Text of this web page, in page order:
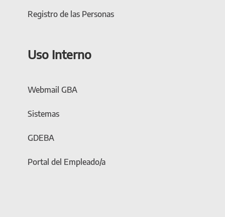
Registro de las Personas
Uso Interno
Webmail GBA
Sistemas
GDEBA
Portal del Empleado/a